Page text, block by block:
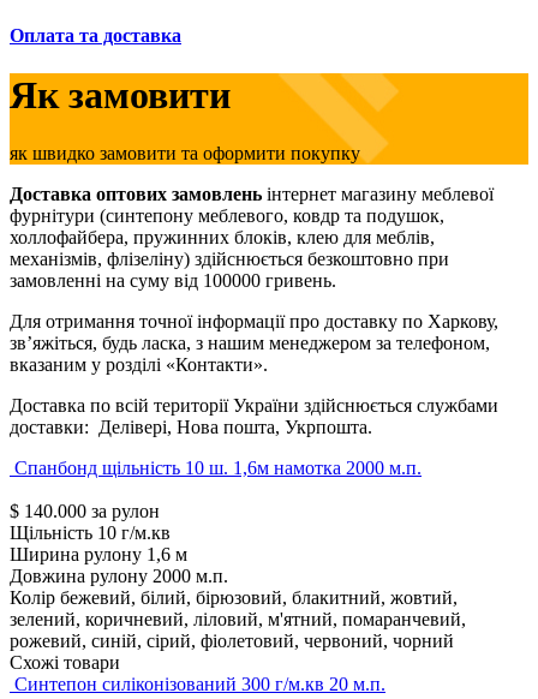
Оплата та доставка
Як замовити
як швидко замовити та оформити покупку
Доставка оптових замовлень інтернет магазину меблевої
фурнітури (синтепону меблевого, ковдр та подушок,
холлофайбера, пружинних блоків, клею для меблів,
механізмів, флізеліну) здійснюється безкоштовно при
замовленні на суму від 100000 гривень.
Для отримання точної інформації про доставку по Харкову,
зв’яжіться, будь ласка, з нашим менеджером за телефоном,
вказаним у розділі «Контакти».
Доставка по всій території України здійснюється службами
доставки: Делівері, Нова пошта, Укрпошта.
Спанбонд щільність 10 ш. 1,6м намотка 2000 м.п.
$ 140.000 за рулон
Щільність 10 г/м.кв
Ширина рулону 1,6 м
Довжина рулону 2000 м.п.
Колір бежевий, білий, бірюзовий, блакитний, жовтий,
зелений, коричневий, ліловий, м'ятний, помаранчевий,
рожевий, синій, сірий, фіолетовий, червоний, чорний
Схожі товари
Синтепон силіконізований 300 г/м.кв 20 м.п.